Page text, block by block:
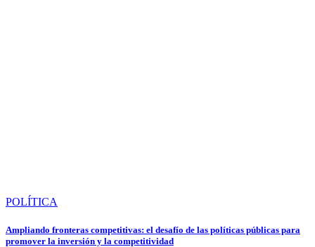
POLÍTICA
Ampliando fronteras competitivas: el desafío de las políticas públicas para
promover la inversión y la competitividad